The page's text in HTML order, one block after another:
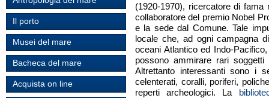
Il porto
Musei del mare
Bacheca del mare
Acquista on line
(1920-1970), ricercatore di
collaboratore del premio Nobel
e la sede dal Comune. Tale
locale che, ad ogni campagna
oceani Atlantico ed Indo-
possono ammirare rari
Altrettanto interessanti sono i
celenterati, coralli, poriferi,
reperti archeologici. La